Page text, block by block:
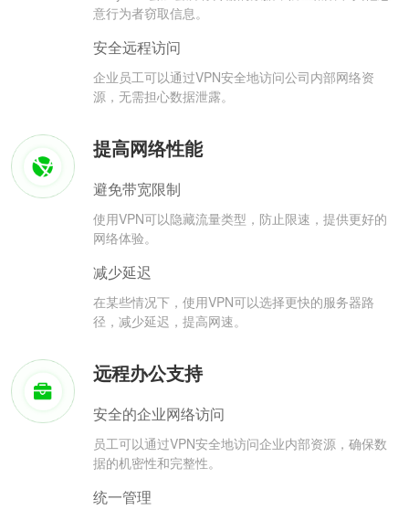
意行为者窃取信息。
安全远程访问
企业员工可以通过VPN安全地访问公司内部网络资
源，无需担心数据泄露。
提高网络性能
避免带宽限制
使用VPN可以隐藏流量类型，防止限速，提供更好的
网络体验。
减少延迟
在某些情况下，使用VPN可以选择更快的服务器路
径，减少延迟，提高网速。
远程办公支持
安全的企业网络访问
员工可以通过VPN安全地访问企业内部资源，确保数
据的机密性和完整性。
统一管理